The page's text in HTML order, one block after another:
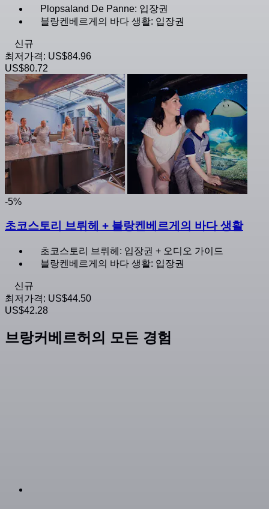
Plopsaland De Panne: 입장권
블랑켄베르게의 바다 생활: 입장권
신규
최저가격: US$84.96
US$80.72
-5%
초코스토리 브뤼헤 + 블랑켄베르게의 바다 생활
초코스토리 브뤼헤: 입장권 + 오디오 가이드
블랑켄베르게의 바다 생활: 입장권
신규
최저가격: US$44.50
US$42.28
브랑커베르허의 모든 경험